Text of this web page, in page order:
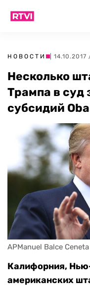
НОВОСТИ |
Несколько
Трампа в суд
субсидий
APManuel Balce Ceneta
Калифорния,
американских